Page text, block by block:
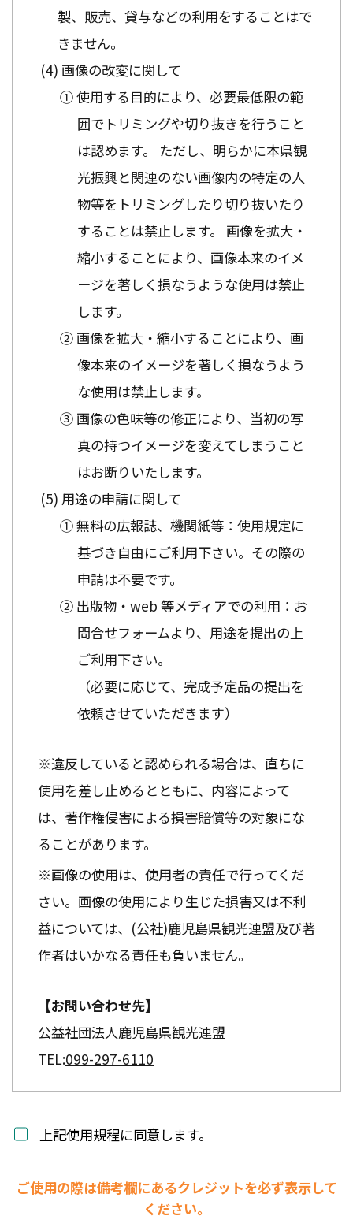
製、販売、貸与などの利用をすることはで
きません。
画像の改変に関して
① 使用する目的により、必要最低限の範
囲でトリミングや切り抜きを行うこと
は認めます。 ただし、明らかに本県観
光振興と関連のない画像内の特定の人
物等をトリミングしたり切り抜いたり
することは禁止します。 画像を拡大・
縮小することにより、画像本来のイメ
ージを著しく損なうような使用は禁止
します。
② 画像を拡大・縮小することにより、画
像本来のイメージを著しく損なうよう
な使用は禁止します。
③ 画像の色味等の修正により、当初の写
真の持つイメージを変えてしまうこと
はお断りいたします。
用途の申請に関して
① 無料の広報誌、機関紙等：使用規定に
基づき自由にご利用下さい。その際の
申請は不要です。
② 出版物・web 等メディアでの利用：お
問合せフォームより、用途を提出の上
ご利用下さい。
（必要に応じて、完成予定品の提出を
依頼させていただきます）
※違反していると認められる場合は、直ちに
使用を差し止めるとともに、内容によって
は、著作権侵害による損害賠償等の対象にな
ることがあります。
※画像の使用は、使用者の責任で行ってくだ
さい。画像の使用により生じた損害又は不利
益については、(公社)鹿児島県観光連盟及び著
作者はいかなる責任も負いません。
【お問い合わせ先】
公益社団法人鹿児島県観光連盟
TEL:099-297-6110
上記使用規程に同意します。
ご使用の際は備考欄にあるクレジットを必ず表示して
ください。